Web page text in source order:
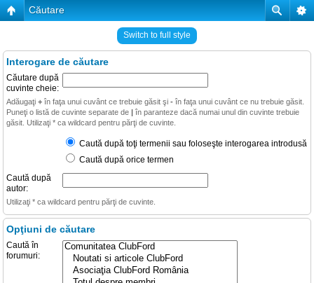
Căutare
Switch to full style
Interogare de căutare
Căutare după
cuvinte cheie:
Adăugaţi + în faţa unui cuvânt ce trebuie găsit şi - în faţa unui cuvânt ce nu trebuie găsit.
Puneţi o listă de cuvinte separate de | în paranteze dacă numai unul din cuvinte trebuie
găsit. Utilizaţi * ca wildcard pentru părţi de cuvinte.
Caută după toţi termenii sau foloseşte interogarea introdusă
Caută după orice termen
Caută după
autor:
Utilizaţi * ca wildcard pentru părţi de cuvinte.
Opţiuni de căutare
Caută în
forumuri: